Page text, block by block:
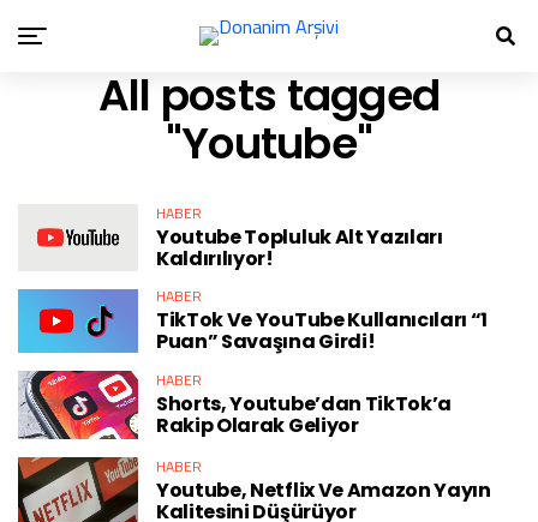
All posts tagged
"Youtube"
HABER
Youtube Topluluk Alt Yazıları
Kaldırılıyor!
HABER
TikTok Ve YouTube Kullanıcıları “1
Puan” Savaşına Girdi!
HABER
Shorts, Youtube’dan TikTok’a
Rakip Olarak Geliyor
HABER
Youtube, Netflix Ve Amazon Yayın
Kalitesini Düşürüyor